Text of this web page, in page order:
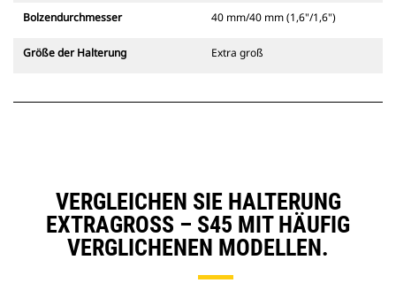
Bolzendurchmesser 40 mm/40 mm (1,6"/1,6")
Größe der Halterung Extra groß
VERGLEICHEN SIE HALTERUNG
EXTRAGROSS – S45 MIT HÄUFIG V
ERGLICHENEN MODELLEN.